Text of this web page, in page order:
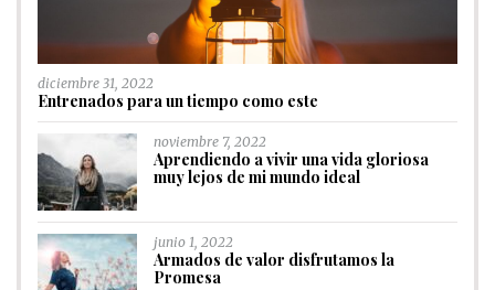
diciembre 31, 2022
Entrenados para un tiempo como este
noviembre 7, 2022
Aprendiendo a vivir una vida gloriosa
muy lejos de mi mundo ideal
junio 1, 2022
Armados de valor disfrutamos la
Promesa